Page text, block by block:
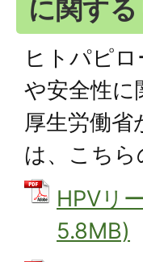
に関す
ヒトパピ
や安全性
厚生労働
は、こち
HPVリ
5.8MB)